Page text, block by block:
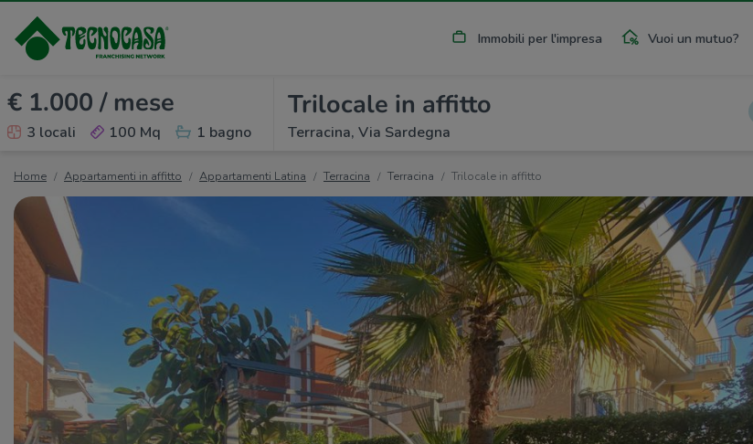
Immobili per l'impresa Vuoi un mutuo?
€ 1.000 / mese
3 locali 100 Mq 1 bagno
Trilocale in affitto
Terracina, Via Sardegna
Home Appartamenti in affitto Appartamenti Latina Terracina Terracina Trilocale in affitto